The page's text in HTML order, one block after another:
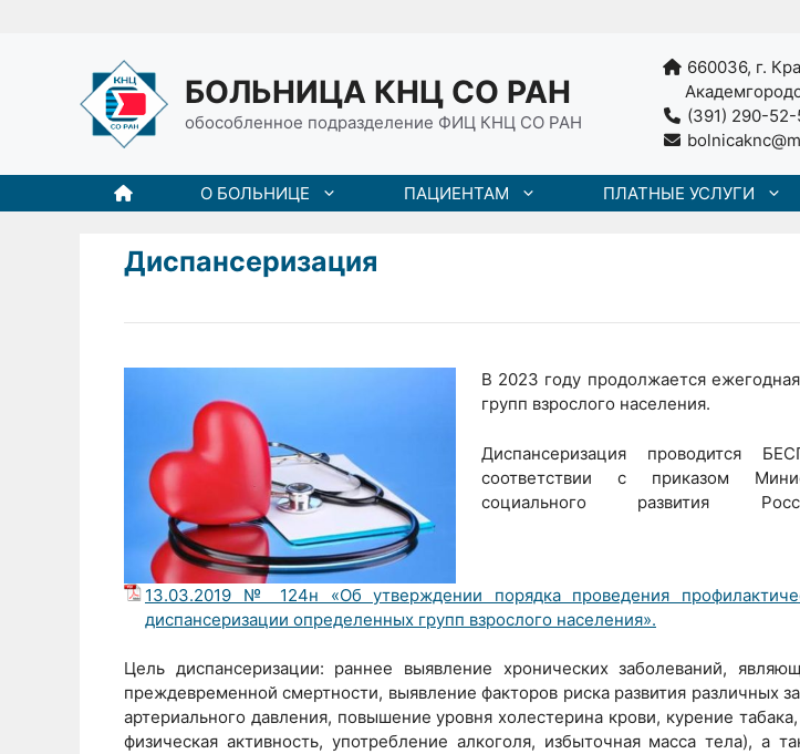
БОЛЬНИЦА КНЦ СО РАН
обособленное подразделение ФИЦ КНЦ СО РАН
660036, г.
(391) 290-
О БОЛЬНИЦЕ ПАЦИЕНТАМ ПЛАТНЫЕ УСЛУГИ
Диспансеризация
В 2023 году продолжается
групп взрослого населения.
Диспансеризация
соответствии с приказом
социального развития
13.03.2019 № 124н «Об утверждении порядка проведения
диспансеризации определенных групп взрослого населения».
Цель диспансеризации: раннее выявление хронических заболеваний,
преждевременной смертности, выявление факторов риска развития различных
артериального давления, повышение уровня холестерина крови, курение
физическая активность, употребление алкоголя, избыточная масса тела), а